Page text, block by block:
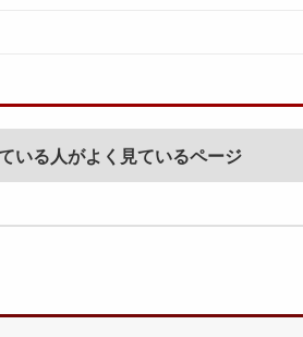
いる人がよく見ているページ